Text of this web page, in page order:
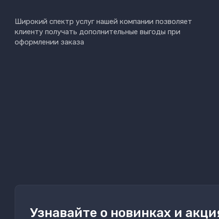
Широкий спектр услуг нашей компании позволяет
клиенту получать дополнительные выгоды при
оформлении заказа
Узнавайте о новинках и